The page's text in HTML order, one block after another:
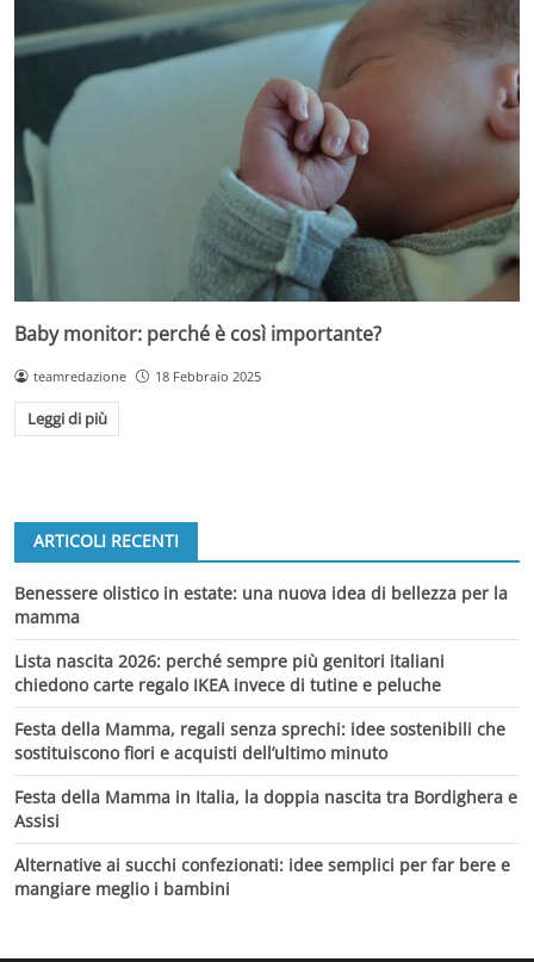
Baby monitor: perché è così importante?
teamredazione 18 Febbraio 2025
Leggi di più
ARTICOLI RECENTI
Benessere olistico in estate: una nuova idea di bellezza per la
mamma
Lista nascita 2026: perché sempre più genitori italiani
chiedono carte regalo IKEA invece di tutine e peluche
Festa della Mamma, regali senza sprechi: idee sostenibili che
sostituiscono fiori e acquisti dell’ultimo minuto
Festa della Mamma in Italia, la doppia nascita tra Bordighera e
Assisi
Alternative ai succhi confezionati: idee semplici per far bere e
mangiare meglio i bambini